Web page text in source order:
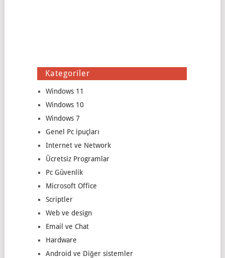
Kategoriler
Windows 11
Windows 10
Windows 7
Genel Pc ipuçları
Internet ve Network
Ücretsiz Programlar
Pc Güvenlik
Microsoft Office
Scriptler
Web ve design
Email ve Chat
Hardware
Android ve Diğer sistemler